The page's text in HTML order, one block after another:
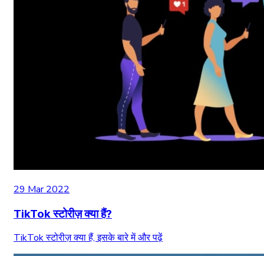
29 Mar 2022
TikTok स्टोरीज़ क्या हैं?
TikTok स्टोरीज़ क्या हैं, इसके बारे में और पढ़ें